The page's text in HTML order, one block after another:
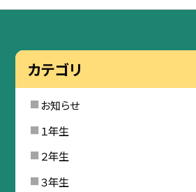
カテゴリ
お知らせ
１年生
２年生
３年生